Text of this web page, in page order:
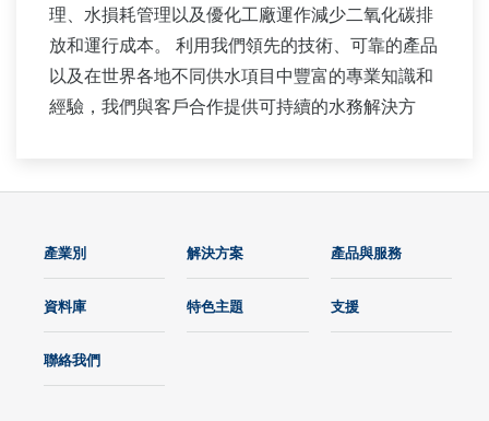
理、水損耗管理以及優化工廠運作減少二氧化碳排
放和運行成本。 利用我們領先的技術、可靠的產品
以及在世界各地不同供水項目中豐富的專業知識和
經驗，我們與客戶合作提供可持續的水務解決方
用。
產業別 解決方案 產品與服務
資料庫 特色主題 支援
聯絡我們